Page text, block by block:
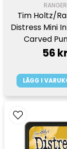
RANGER
Tim Holtz/
Distress Mini
Carved
56 kr
LÄGG I